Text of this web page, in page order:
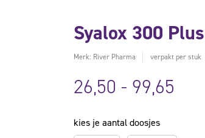
Syalox 300 Plus
Merk: River Pharma verpakt per stuk
26,50 - 99,65
kies je aantal doosjes